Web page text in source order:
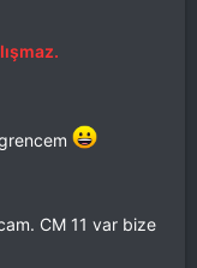
CM 11 var bize